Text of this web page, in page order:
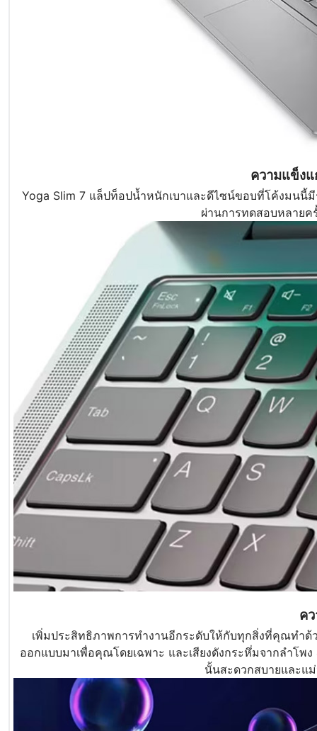
ความแข็งแ
Yoga Slim 7 แล็ปท็อปน้ำหนักเบาและดีไซน์ขอบที่โค้งมนนี้
ผ่านการทดสอบหลายค
ค
เพิ่มประสิทธิภาพการทำงานอีกระดับให้กับทุกสิ่งที่คุณทำ
ออกแบบมาเพื่อคุณโดยเฉพาะ และเสียงดังกระหึ่มจากลำโ
นั้นสะดวกสบายและแ